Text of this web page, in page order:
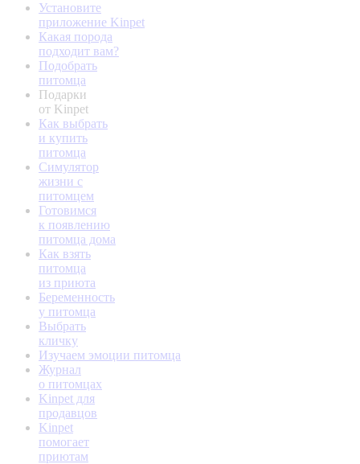
Установите
приложение Kinpet
Какая порода
подходит вам?
Подобрать
питомца
Подарки
от Kinpet
Как выбрать
и купить
питомца
Симулятор
жизни с
питомцем
Готовимся
к появлению
питомца дома
Как взять
питомца
из приюта
Беременность
у питомца
Выбрать
кличку
Изучаем эмоции питомца
Журнал
о питомцах
Kinpet для
продавцов
Kinpet
помогает
приютам